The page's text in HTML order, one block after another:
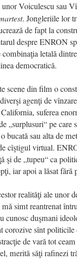
unor Voiculescu sau
. Jongleriile lor
de fapt la
despre ENRON
letală
democratică.
scene din film o
agenţi de
suferea
„surplusuri“ pe care
bucată sau alta de
cîştigul virtual.
şi de „tupeu“ ca
iar apoi a lăsat fără
realităţi ale unor
simt reantrenat
cunosc duşmani
sînt politicile
de vară tot
merită să­ţi rafinezi